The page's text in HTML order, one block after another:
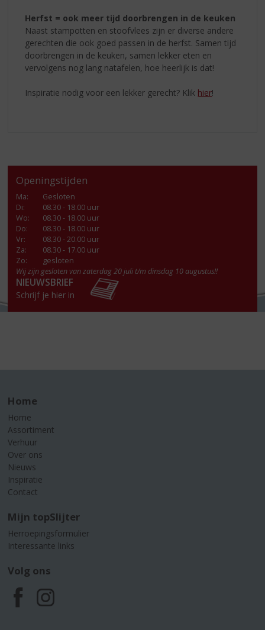
Herfst = ook meer tijd doorbrengen in de keuken
Naast stampotten en stoofvlees zijn er diverse andere
gerechten die ook goed passen in de herfst. Samen tijd
doorbrengen in de keuken, samen lekker eten en
vervolgens nog lang natafelen, hoe heerlijk is dat!
Inspiratie nodig voor een lekker gerecht? Klik hier!
Openingstijden
Ma:
Gesloten
Di:
08.30 - 18.00 uur
Wo:
08.30 - 18.00 uur
Do:
08.30 - 18.00 uur
Vr:
08.30 - 20.00 uur
Za:
08.30 - 17.00 uur
Zo:
gesloten
Wij zijn gesloten van zaterdag 20 juli t/m dinsdag 10 augustus!!
NIEUWSBRIEF
Schrijf je hier in
Home
Home
Assortiment
Verhuur
Over ons
Nieuws
Inspiratie
Contact
Mijn topSlijter
Herroepingsformulier
Interessante links
Volg ons
F
I